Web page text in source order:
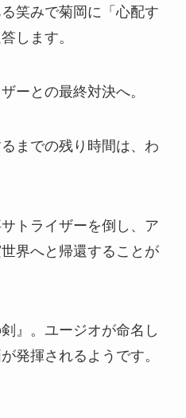
笑みで菊岡に「心配す
します。
ーとの最終対決へ。
までの残り時間は、わ
トライザーを倒し、ア
界へと帰還することが
』。ユージオが命名し
発揮されるようです。